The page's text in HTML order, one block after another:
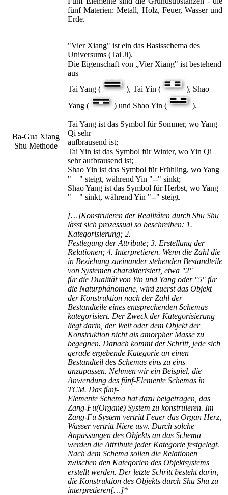
Ba-Gua Xiang
Shu Methode
fünf Materien: Metall, Holz, Feuer, Wasser und
Erde.
"Vier Xiang" ist ein das Basisschema des
Universums (Tai Ji).
Die Eigenschaft von „Vier Xiang" ist bestehend
aus
Tai Yang (
), Tai Yin (
), Shao
Yang (
) und Shao Yin ( ).
Tai Yang ist das Symbol für Sommer, wo Yang
Qi sehr
aufbrausend ist;
Tai Yin ist das Symbol für Winter, wo Yin Qi
sehr aufbrausend ist;
Shao Yin ist das Symbol für Frühling, wo Yang
"—" steigt, während Yin "--" sinkt;
Shao Yang ist das Symbol für Herbst, wo Yang
"—" sinkt, während Yin "--" steigt.
[…]Konstruieren der Realitäten durch Shu Shu
lässt sich prozessual so beschreiben: 1.
Kategorisierung; 2.
Festlegung der Attribute; 3. Erstellung der
Relationen; 4. Interpretieren. Wenn die Zahl die
in Beziehung zueinander stehenden Bestandteile
von Systemen charakterisiert, etwa "2"
für die Dualität von Yin und Yang oder "5" für
die Naturphänomene, wird zuerst das Objekt
der Konstruktion nach der Zahl der
Bestandteile eines entsprechenden Schemas
kategorisiert. Der Zweck der Kategorisierung
liegt darin, der Welt oder dem Objekt der
Konstruktion nicht als amorpher Masse zu
begegnen. Danach kommt der Schritt, jede sich
gerade ergebende Kategorie an einen
Bestandteil des Schemas eins zu eins
anzupassen. Nehmen wir ein Beispiel, die
Anwendung des fünf-Elemente Schemas in
TCM. Das fünf-
Elemente Schema hat dazu beigetragen, das
Zang-Fu(Organe) System zu konstruieren. Im
Zang-Fu System vertritt Feuer das Organ Herz,
Wasser vertritt Niere usw. Durch solche
Anpassungen des Objekts an das Schema
werden die Attribute jeder Kategorie festgelegt.
Nach dem Schema sollen die Relationen
zwischen den Kategorien des Objektsystems
erstellt werden. Der letzte Schritt besteht darin,
die Konstruktion des Objekts durch Shu Shu zu
interpretieren[…]*